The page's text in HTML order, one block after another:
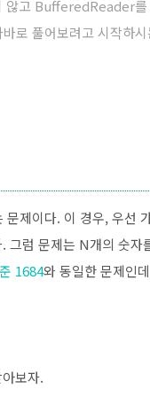
않고 BufferedReader를
로 풀어보려고 시작하시
제이다. 이 경우, 우선
그럼 문제는 N개의 숫자
1684와 동일한 문제인
보자.